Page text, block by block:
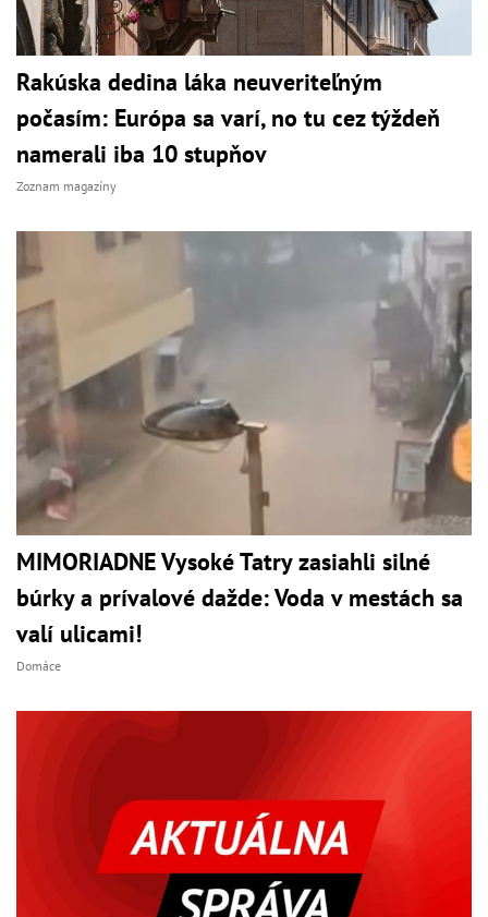
Rakúska dedina láka neuveriteľným
počasím: Európa sa varí, no tu cez týždeň
namerali iba 10 stupňov
Zoznam magazíny
MIMORIADNE Vysoké Tatry zasiahli silné
búrky a prívalové dažde: Voda v mestách sa
valí ulicami!
Domáce